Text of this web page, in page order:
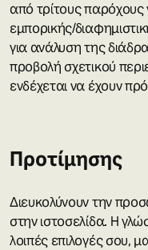
από τρίτους παρόχους
εμπορικής/
για ανάλυση της
προβολή σχετικού
ενδέχεται να έχουν
Προτίμησης
Διευκολύνουν την
στην ιστοσελίδα. Η
λοιπές επιλογές σου,